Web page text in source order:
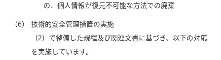
の、個人情報が復元不可能な方法での廃棄
（6）
技術的安全管理措置の実施
（2）で整備した規程及び関連文書に基づき、以下の対応
を実施しています。